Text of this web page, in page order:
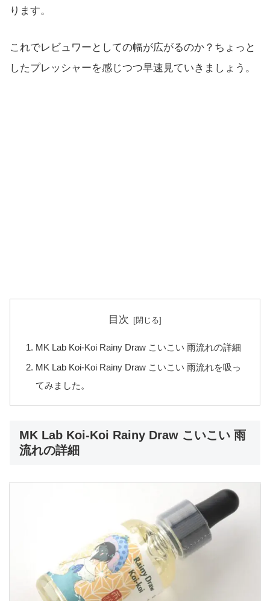
ります。
これでレビュワーとしての幅が広がるのか？ちょっと
したプレッシャーを感じつつ早速見ていきましょう。
目次
MK Lab Koi-Koi Rainy Draw こいこい 雨流れの詳細
MK Lab Koi-Koi Rainy Draw こいこい 雨流れを吸っ
てみました。
MK Lab Koi-Koi Rainy Draw こいこい 雨
流れの詳細